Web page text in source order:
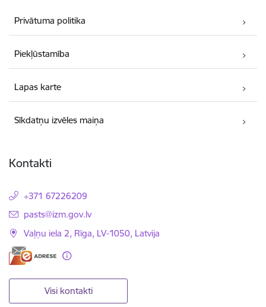
Privātuma politika
Piekļūstamība
Lapas karte
Sīkdatņu izvēles maiņa
Kontakti
+371 67226209
E-pasts:
pasts@izm.gov.lv
Vaļņu iela 2, Rīga, LV-1050, Latvija
Visi kontakti